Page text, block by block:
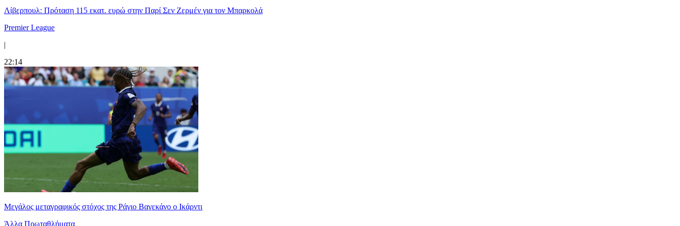
Λίβερπουλ: Πρόταση 115 εκατ. ευρώ στην Παρί Σεν Ζερμέν για τον Μπαρκολά
Premier League
|
22:14
Μεγάλος μεταγραφικός στόχος της Ράγιο Βαγεκάνο ο Ικάρντι
Άλλα Πρωταθλήματα